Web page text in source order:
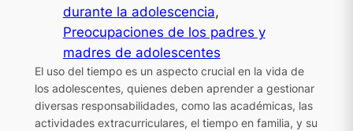
durante la adolescencia
Preocupaciones de los padres y
madres de adolescentes
El uso del tiempo es un aspecto crucial en la vida de
los adolescentes, quienes deben aprender a gestionar
diversas responsabilidades, como las académicas, las
actividades extracurriculares, el tiempo en familia, y su